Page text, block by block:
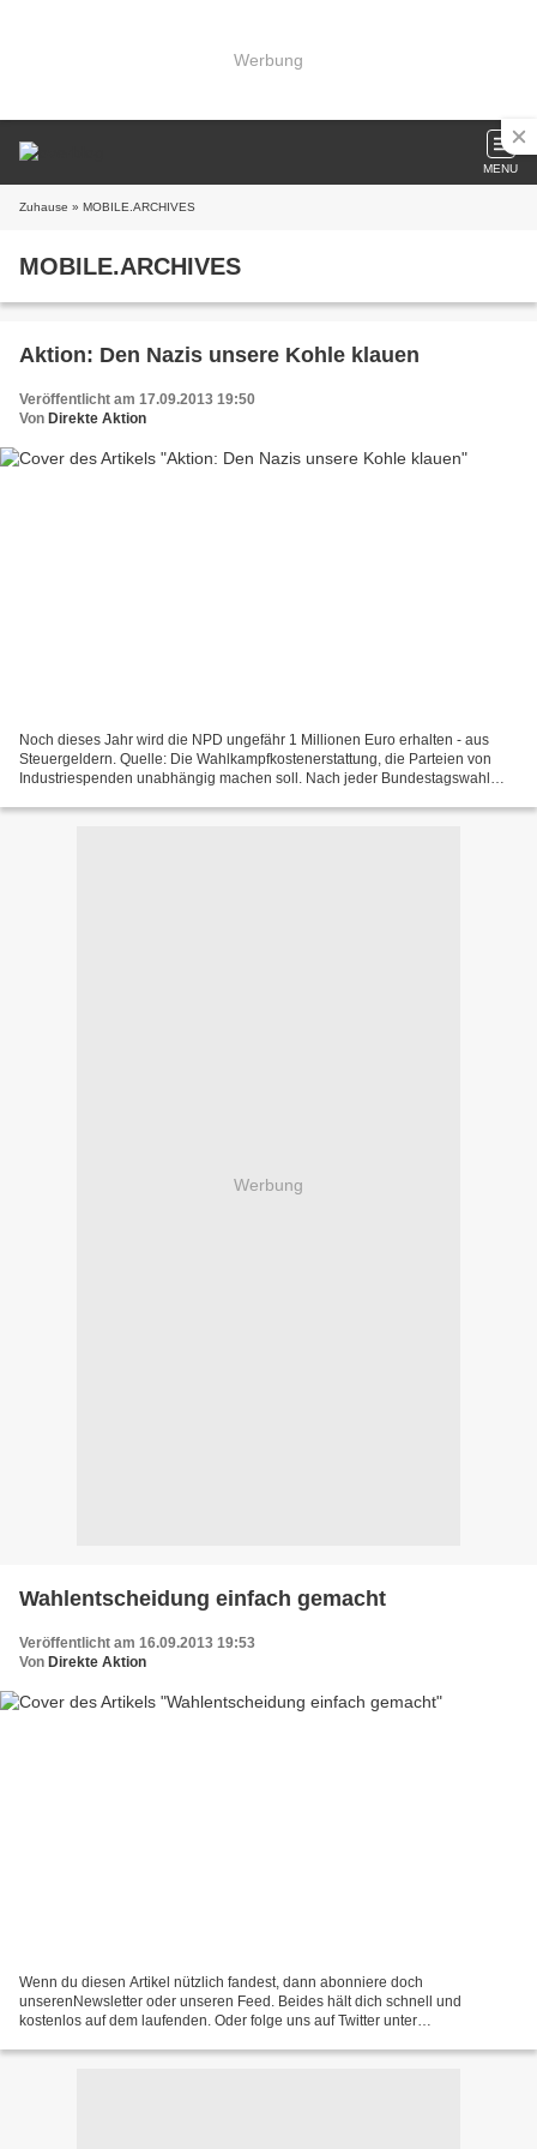
Werbung
MENU
Zuhause » MOBILE.ARCHIVES
MOBILE.ARCHIVES
Aktion: Den Nazis unsere Kohle klauen
Veröffentlicht am 17.09.2013 19:50
Von Direkte Aktion
Noch dieses Jahr wird die NPD ungefähr 1 Millionen Euro erhalten - aus
Steuergeldern. Quelle: Die Wahlkampfkostenerstattung, die Parteien von
Industriespenden unabhängig machen soll. Nach jeder Bundestagswahl
Werbung
Wahlentscheidung einfach gemacht
Veröffentlicht am 16.09.2013 19:53
Von Direkte Aktion
Wenn du diesen Artikel nützlich fandest, dann abonniere doch
unserenNewsletter oder unseren Feed. Beides hält dich schnell und
kostenlos auf dem laufenden. Oder folge uns auf Twitter unter